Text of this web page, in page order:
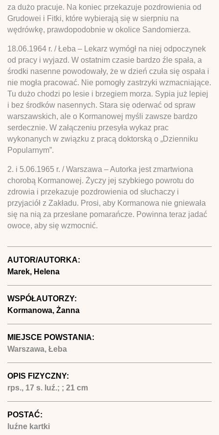
za dużo pracuje. Na koniec przekazuje pozdrowienia od
Grudowei i Fitki, które wybierają się w sierpniu na
wędrówkę, prawdopodobnie w okolice Sandomierza.
18.06.1964 r. / Łeba – Lekarz wymógł na niej odpoczynek
od pracy i wyjazd. W ostatnim czasie bardzo źle spała, a
środki nasenne powodowały, że w dzień czuła się ospała i
nie mogła pracować. Nie pomogły zastrzyki wzmacniające.
Tu dużo chodzi po lesie i brzegiem morza. Sypia już lepiej
i bez środków nasennych. Stara się oderwać od spraw
warszawskich, ale o Kormanowej myśli zawsze bardzo
serdecznie. W załączeniu przesyła wykaz prac
wykonanych w związku z pracą doktorską o „Dzienniku
Popularnym”.
2. i 5.06.1965 r. / Warszawa – Autorka jest zmartwiona
chorobą Kormanowej. Życzy jej szybkiego powrotu do
zdrowia i przekazuje pozdrowienia od słuchaczy i
przyjaciół z Zakładu. Prosi, aby Kormanowa nie gniewała
się na nią za przesłane pomarańcze. Powinna teraz jadać
owoce, aby się wzmocnić.
AUTOR/AUTORKA:
Marek, Helena
WSPÓŁAUTORZY:
Kormanowa, Żanna
MIEJSCE POWSTANIA:
Warszawa, Łeba
OPIS FIZYCZNY:
rps., 17 s. luź.; ; 21 cm
POSTAĆ:
luźne kartki